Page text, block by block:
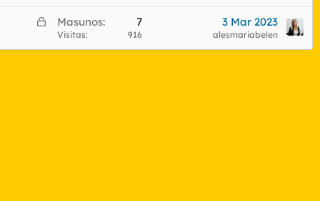
s
t
c
u
s
C
r
Masunos 7
Visitas 916
3 Mar 2023
alesmariabelen